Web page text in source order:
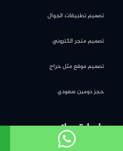
تصميم تطبيقات الجوال
تصميم متجر الكتروني
تصميم موقع مثل حراج
حجز دومين سعودي
روابط تهمك